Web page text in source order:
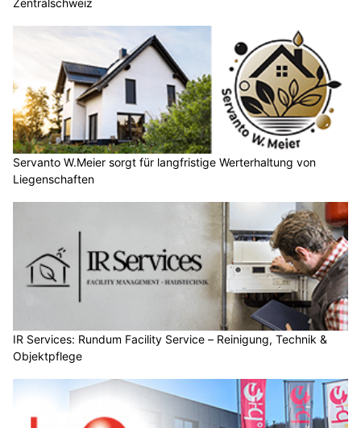
Servanto W.Meier sorgt für langfristige Werterhaltung von
Liegenschaften
IR Services: Rundum Facility Service – Reinigung, Technik &
Objektpflege